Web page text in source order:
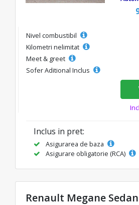
Nivel combustibil
Kilometri nelimitat
Meet & greet
Sofer Aditional Inclus
Inclus in pret:
Asigurarea de baza
Asigurare obligatorie (RCA)
Renault Megane